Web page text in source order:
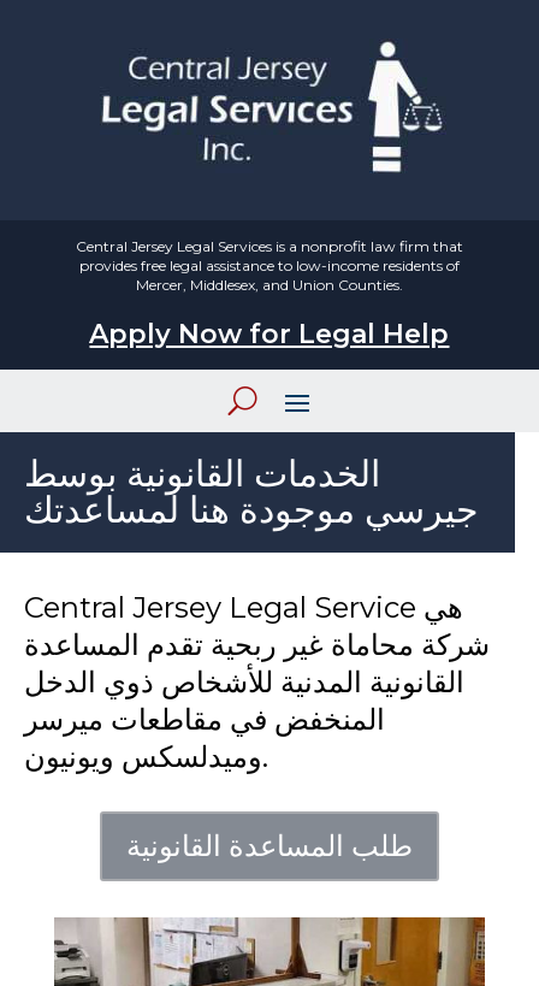
Central Jersey Legal Services is a nonprofit law firm that
provides free legal assistance to low-income residents of
Mercer, Middlesex, and Union Counties.
Apply Now for Legal Help
الخدمات القانونية بوسط
جيرسي موجودة هنا لمساعدتك
Central Jersey Legal Service هي
شركة محاماة غير ربحية تقدم المساعدة
القانونية المدنية للأشخاص ذوي الدخل
المنخفض في مقاطعات ميرسر
وميدلسكس ويونيون.
طلب المساعدة القانونية